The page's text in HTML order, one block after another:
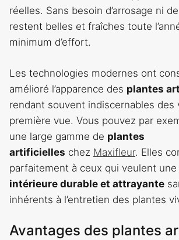
réelles. Sans besoin d’arrosage ni
restent belles et fraîches toute
minimum d’effort.
Les technologies modernes ont
amélioré l’apparence des plantes
rendant souvent indiscernables des
première vue. Vous pouvez par
une large gamme de plantes
artificielles chez Maxifleur. Elles
parfaitement à ceux qui veulent une
intérieure durable et attrayante
inhérents à l’entretien des plantes
Avantages des plantes